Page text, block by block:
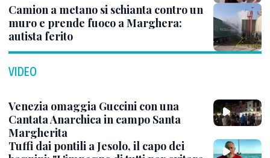
Camion a metano si schianta contro un
muro e prende fuoco a Marghera:
autista ferito
VIDEO
Venezia omaggia Guccini con una
Cantata Anarchica in campo Santa
Margherita
Tuffi dai pontili a Jesolo, il capo dei